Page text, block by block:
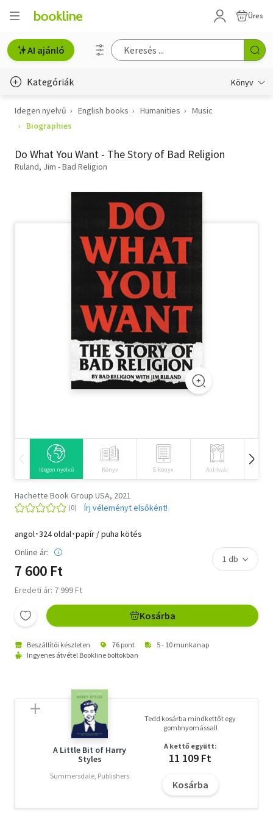
Üres
AI ajánló
Kategóriák Könyv
Életmód, egészség
Gyermek- és ifjúsági
Hobbi, szabadidő
Tankönyv, segédkönyv
Társadalomtudomány
Természettudomány
Idegen nyelvű English books Humanities
Music
Biographies
Do What You Want - The Story of Bad Religion
Ruland, Jim - Bad Religion
Idegen nyelvű Könyv E-könyv Antikvár
Hachette Book Group USA, 2021
Írj véleményt elsőként!
angol･324 oldal･papír / puha kötés
Online ár:
7 600 Ft
Eredeti ár: 7 999 Ft
Kosárba
Beszállítói készleten 76 pont
5 - 10 munkanap
Ingyenes átvétel Bookline boltokban
A Little Bit of Harry
Styles
Summersdale, Publishers
Tedd kosárba mindkettőt egy
gombnyomással!
A kettő együtt:
11 109 Ft
Kosárba